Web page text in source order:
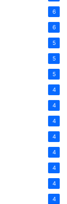
6
6
5
5
5
4
4
4
4
4
4
4
4